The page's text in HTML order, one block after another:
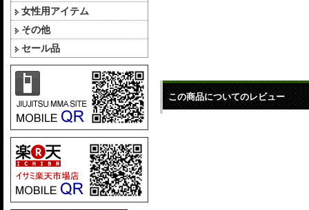
女性用アイテム
その他
セール品
この商品についてのレビュー